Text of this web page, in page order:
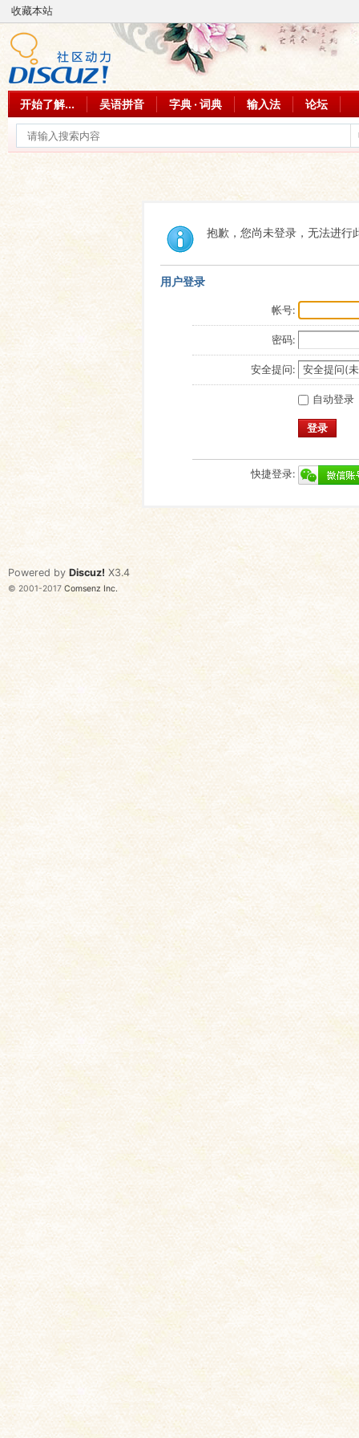
收藏本站
开始了解... 吴语拼音 字典 · 词典 输入法 论坛
抱歉，您尚未登录，无法进行
用户登录
帐号:
密码:
安全提问:
自动登录
登录
快捷登录:
Powered by Discuz! X3.4
© 2001-2017 Comsenz Inc.